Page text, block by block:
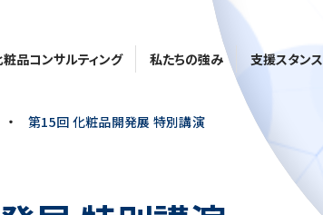
品コンサルティング 私たちの強み 支援スタンス
第15回 化粧品開発展 特別講演